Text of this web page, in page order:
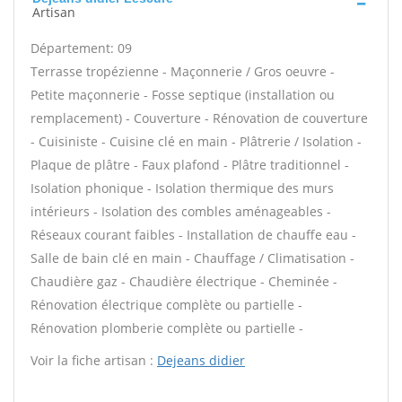
Artisan
Département: 09
Terrasse tropézienne - Maçonnerie / Gros oeuvre -
Petite maçonnerie - Fosse septique (installation ou
remplacement) - Couverture - Rénovation de couverture
- Cuisiniste - Cuisine clé en main - Plâtrerie / Isolation -
Plaque de plâtre - Faux plafond - Plâtre traditionnel -
Isolation phonique - Isolation thermique des murs
intérieurs - Isolation des combles aménageables -
Réseaux courant faibles - Installation de chauffe eau -
Salle de bain clé en main - Chauffage / Climatisation -
Chaudière gaz - Chaudière électrique - Cheminée -
Rénovation électrique complète ou partielle -
Rénovation plomberie complète ou partielle -
Voir la fiche artisan : Dejeans didier